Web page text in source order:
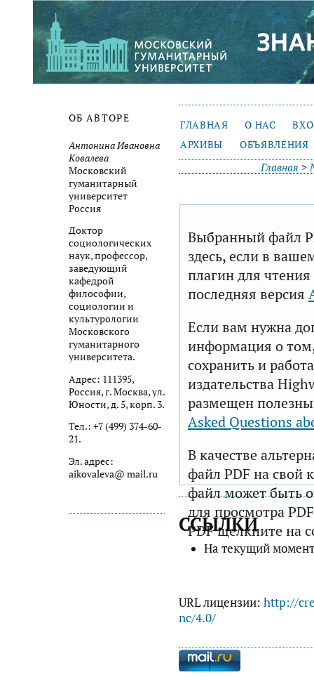
ОБ АВТОРЕ
Антонина Ивановна
Ковалева
Московский
гуманитарный
университет
Россия
Доктор
социологических
наук, профессор,
заведующий
кафедрой
философии,
социологии и
культурологии
Московского
гуманитарного
университета.
Адрес: 111395,
Россия, г. Москва, ул.
Юности, д. 5, корп. 3.
Тел.: +7 (499) 374-60-
21.
Эл. адрес:
aikovaleva@ mail.ru
ГЛАВНАЯ О НАС
АРХИВЫ
ОБЪЯВЛЕНИЯ
Главная >
Выбранный файл
здесь, если в
плагин для
последняя версия
Если вам нужна
информация о том,
сохранить и
издательства
размещен
Asked Questions
В качестве
файл PDF на свой
файл может быть
для просмотра
PDF щелкните на
ССЫЛКИ
На текущий
URL лицензии: http://
nc/4.0/